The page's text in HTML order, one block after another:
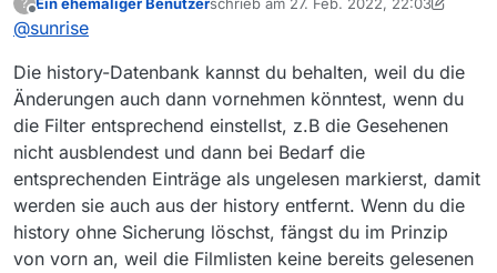
einer Sekunde gebaut habe, zeitaufwendig ausbügeln.
Offline zuletzt editiert von Ein ehemaliger
@sunrise
Die history-Datenbank kannst du behalten, weil du die
Änderungen auch dann vornehmen könntest, wenn du
die Filter entsprechend einstellst, z.B die Gesehenen
nicht ausblendest und dann bei Bedarf die
entsprechenden Einträge als ungelesen markierst, damit
werden sie auch aus der history entfernt. Wenn du die
history ohne Sicherung löschst, fängst du im Prinzip
von vorn an, weil die Filmlisten keine bereits gelesenen